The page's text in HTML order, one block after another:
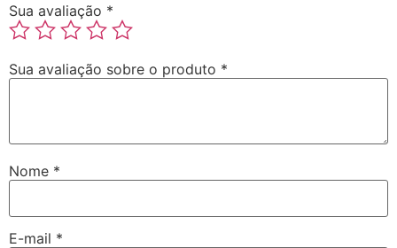
Sua avaliação *
Sua avaliação sobre o produto *
Nome *
E-mail *